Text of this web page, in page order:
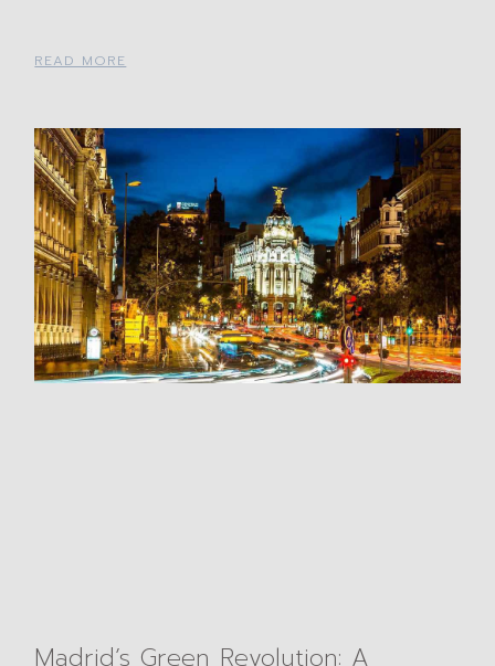
READ MORE
Madrid’s Green Revolution: A